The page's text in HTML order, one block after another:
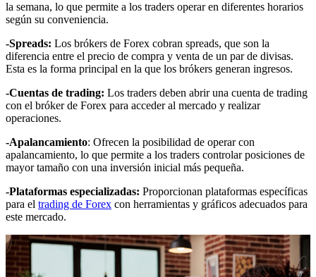
la semana, lo que permite a los traders operar en diferentes horarios
según su conveniencia.
-Spreads: Los brókers de Forex cobran spreads, que son la
diferencia entre el precio de compra y venta de un par de divisas.
Esta es la forma principal en la que los brókers generan ingresos.
-Cuentas de trading: Los traders deben abrir una cuenta de trading
con el bróker de Forex para acceder al mercado y realizar
operaciones.
-Apalancamiento: Ofrecen la posibilidad de operar con
apalancamiento, lo que permite a los traders controlar posiciones de
mayor tamaño con una inversión inicial más pequeña.
-Plataformas especializadas: Proporcionan plataformas específicas
para el trading de Forex con herramientas y gráficos adecuados para
este mercado.